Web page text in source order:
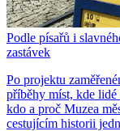
Podle písařů i
zastávek
Po projektu
příběhy míst, kde
kdo a proč Muzea
cestujícím historii